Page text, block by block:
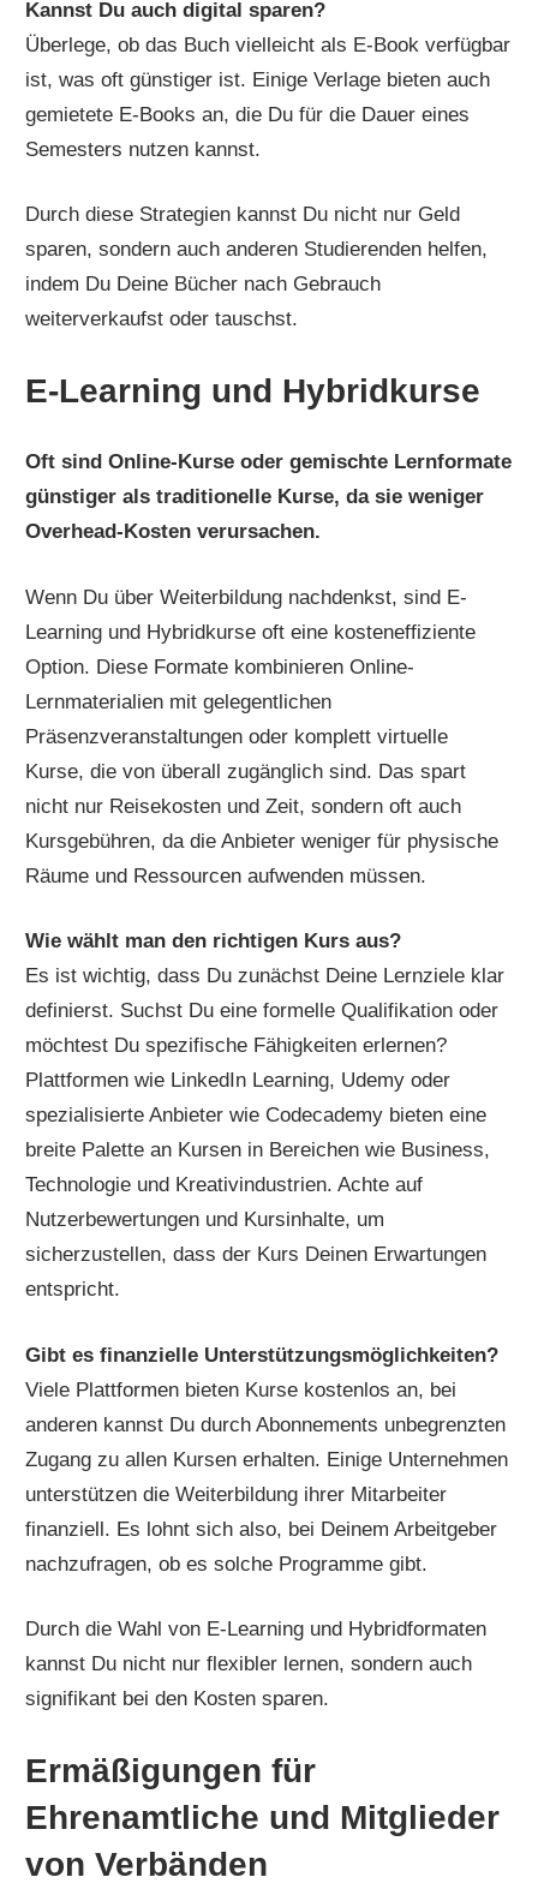
Kannst Du auch digital sparen?
Überlege, ob das Buch vielleicht als E-Book verfügbar
ist, was oft günstiger ist. Einige Verlage bieten auch
gemietete E-Books an, die Du für die Dauer eines
Semesters nutzen kannst.
Durch diese Strategien kannst Du nicht nur Geld
sparen, sondern auch anderen Studierenden helfen,
indem Du Deine Bücher nach Gebrauch
weiterverkaufst oder tauschst.
E-Learning und Hybridkurse
Oft sind Online-Kurse oder gemischte Lernformate
günstiger als traditionelle Kurse, da sie weniger
Overhead-Kosten verursachen.
Wenn Du über Weiterbildung nachdenkst, sind E-
Learning und Hybridkurse oft eine kosteneffiziente
Option. Diese Formate kombinieren Online-
Lernmaterialien mit gelegentlichen
Präsenzveranstaltungen oder komplett virtuelle
Kurse, die von überall zugänglich sind. Das spart
nicht nur Reisekosten und Zeit, sondern oft auch
Kursgebühren, da die Anbieter weniger für physische
Räume und Ressourcen aufwenden müssen.
Wie wählt man den richtigen Kurs aus?
Es ist wichtig, dass Du zunächst Deine Lernziele klar
definierst. Suchst Du eine formelle Qualifikation oder
möchtest Du spezifische Fähigkeiten erlernen?
Plattformen wie LinkedIn Learning, Udemy oder
spezialisierte Anbieter wie Codecademy bieten eine
breite Palette an Kursen in Bereichen wie Business,
Technologie und Kreativindustrien. Achte auf
Nutzerbewertungen und Kursinhalte, um
sicherzustellen, dass der Kurs Deinen Erwartungen
entspricht.
Gibt es finanzielle Unterstützungsmöglichkeiten?
Viele Plattformen bieten Kurse kostenlos an, bei
anderen kannst Du durch Abonnements unbegrenzten
Zugang zu allen Kursen erhalten. Einige Unternehmen
unterstützen die Weiterbildung ihrer Mitarbeiter
finanziell. Es lohnt sich also, bei Deinem Arbeitgeber
nachzufragen, ob es solche Programme gibt.
Durch die Wahl von E-Learning und Hybridformaten
kannst Du nicht nur flexibler lernen, sondern auch
signifikant bei den Kosten sparen.
Ermäßigungen für
Ehrenamtliche und Mitglieder
von Verbänden